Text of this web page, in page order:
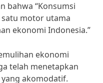
bahwa “Konsumsi
motor utama
ekonomi Indonesia.”
ekonomi
telah menetapkan
akomodatif.